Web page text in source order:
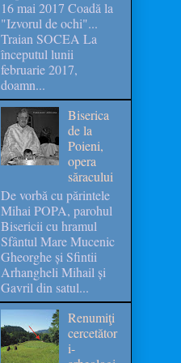
16 mai 2017 Coadă la
"Izvorul de ochi"...
Traian SOCEA La
începutul lunii
februarie 2017,
doamn...
Biserica
de la
Poieni,
opera
săracului
De vorbă cu părintele
Mihai POPA, parohul
Bisericii cu hramul
Sfântul Mare Mucenic
Gheorghe și Sfintii
Arhangheli Mihail și
Gavril din satul...
Renumiţi
cercetător
i-